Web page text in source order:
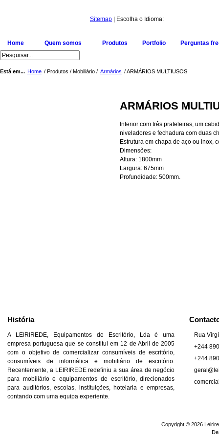
Sitemap | Escolha o Idioma:
Home Quem somos Produtos Portfolio Perguntas
Está em... Home / Produtos / Mobiliário / Armários / ARMÁRIOS MULTIUSOS
ARMÁRIOS
Interior com três prateleiras, um
niveladores e fechadura com duas
Estrutura em chapa de aço ou inox,
Dimensões:
Altura: 1800mm
Largura: 675mm
Profundidade: 500mm.
História
A LEIRIREDE, Equipamentos de Escritório, Lda é uma
empresa portuguesa que se constitui em 12 de Abril de 2005
com o objetivo de comercializar consumíveis de escritório,
consumíveis de informática e mobiliário de escritório.
Recentemente, a LEIRIREDE redefiniu a sua área de negócio
para mobiliário e equipamentos de escritório, direcionados
para auditórios, escolas, instituições, hotelaria e empresas,
contando com uma equipa experiente.
Rua
+244
+244
Copyright © 2026